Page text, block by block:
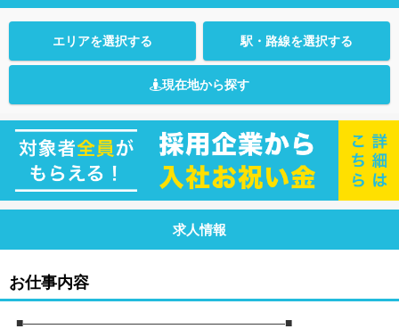
エリアを選択する 駅・路線を選択する
現在地から探す
求人情報
お仕事内容
■―――――――――――――――――――――■